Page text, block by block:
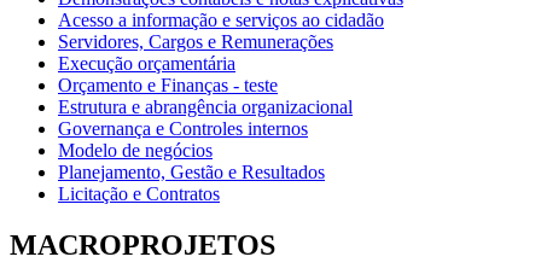
Acesso a informação e serviços ao cidadão
Servidores, Cargos e Remunerações
Execução orçamentária
Orçamento e Finanças - teste
Estrutura e abrangência organizacional
Governança e Controles internos
Modelo de negócios
Planejamento, Gestão e Resultados
Licitação e Contratos
MACROPROJETOS